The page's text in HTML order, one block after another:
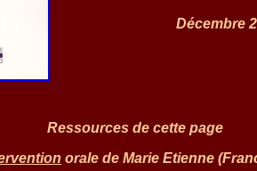
Décembre
Ressources de cette page
orale de Marie Etienne